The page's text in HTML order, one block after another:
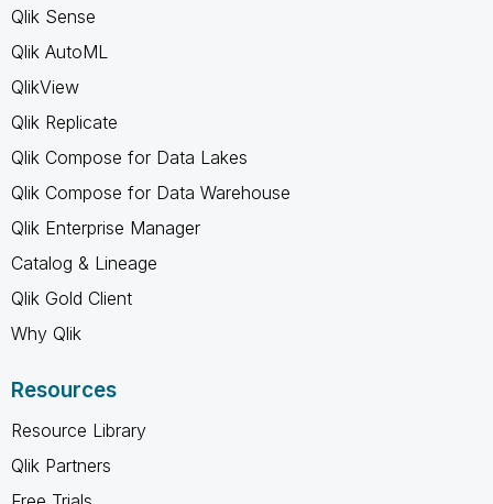
Qlik Sense
Qlik AutoML
QlikView
Qlik Replicate
Qlik Compose for Data Lakes
Qlik Compose for Data Warehouse
Qlik Enterprise Manager
Catalog & Lineage
Qlik Gold Client
Why Qlik
Resources
Resource Library
Qlik Partners